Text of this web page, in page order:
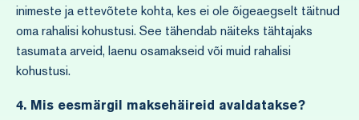
inimeste ja ettevõtete kohta, kes ei ole õigeaegselt täitnud
oma rahalisi kohustusi. See tähendab näiteks tähtajaks
tasumata arveid, laenu osamakseid või muid rahalisi
kohustusi.
4. Mis eesmärgil maksehäireid avaldatakse?